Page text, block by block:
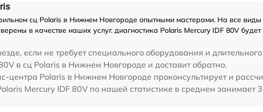
сц Polaris в Нижнем Новгороде опытными мастерами. На все виды
в качестве наших услуг. диагностика Polaris Mercury IDF 80V
если не требует специального оборудования и
в сц Polaris в Нижнем Новгороде и доставит обратно.
Polaris в Нижнем Новгороде проконсультирует и
Mercury IDF 80V по нашей статистике в среднем занимает